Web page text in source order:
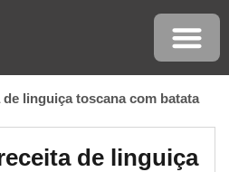
de linguiça toscana com batata
de linguiça